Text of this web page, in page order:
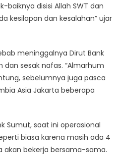
disisi Allah SWT dan
kesilapan dan kesalahan” ujar
meninggalnya Dirut Bank
sesak nafas. “Almarhum
sebelumnya juga pasca
Asia Jakarta beberapa
Sumut, saat ini operasional
biasa karena masih ada 4
akan bekerja bersama-sama.